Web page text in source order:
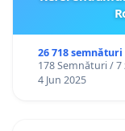
26 718 semnături
178 Semnături / 7
4 Jun 2025